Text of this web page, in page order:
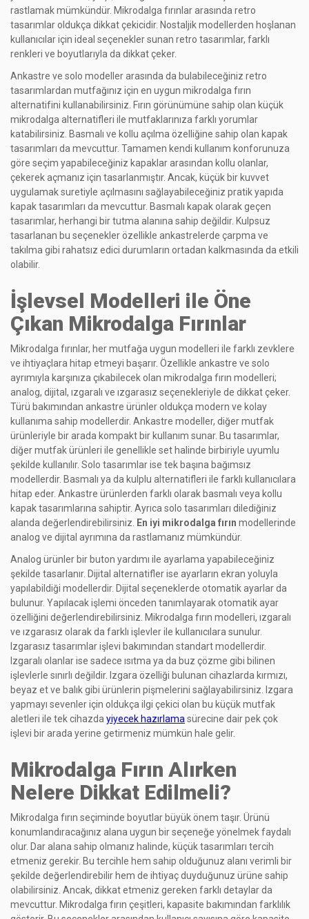
rastlamak mümkündür. Mikrodalga fırınlar arasında retro
tasarımlar oldukça dikkat çekicidir. Nostaljik modellerden hoşlanan
kullanıcılar için ideal seçenekler sunan retro tasarımlar, farklı
renkleri ve boyutlarıyla da dikkat çeker.
Ankastre ve solo modeller arasında da bulabileceğiniz retro
tasarımlardan mutfağınız için en uygun mikrodalga fırın
alternatifini kullanabilirsiniz. Fırın görünümüne sahip olan küçük
mikrodalga alternatifleri ile mutfaklarınıza farklı yorumlar
katabilirsiniz. Basmalı ve kollu açılma özelliğine sahip olan kapak
tasarımları da mevcuttur. Tamamen kendi kullanım konforunuza
göre seçim yapabileceğiniz kapaklar arasından kollu olanlar,
çekerek açmanız için tasarlanmıştır. Ancak, küçük bir kuvvet
uygulamak suretiyle açılmasını sağlayabileceğiniz pratik yapıda
kapak tasarımları da mevcuttur. Basmalı kapak olarak geçen
tasarımlar, herhangi bir tutma alanına sahip değildir. Kulpsuz
tasarlanan bu seçenekler özellikle ankastrelerde çarpma ve
takılma gibi rahatsız edici durumların ortadan kalkmasında da etkili
olabilir.
İşlevsel Modelleri ile Öne
Çıkan Mikrodalga Fırınlar
Mikrodalga fırınlar, her mutfağa uygun modelleri ile farklı zevklere
ve ihtiyaçlara hitap etmeyi başarır. Özellikle ankastre ve solo
ayrımıyla karşınıza çıkabilecek olan mikrodalga fırın modelleri;
analog, dijital, ızgaralı ve ızgarasız seçenekleriyle de dikkat çeker.
Türü bakımından ankastre ürünler oldukça modern ve kolay
kullanıma sahip modellerdir. Ankastre modeller, diğer mutfak
ürünleriyle bir arada kompakt bir kullanım sunar. Bu tasarımlar,
diğer mutfak ürünleri ile genellikle set halinde birbiriyle uyumlu
şekilde kullanılır. Solo tasarımlar ise tek başına bağımsız
modellerdir. Basmalı ya da kulplu alternatifleri ile farklı kullanıcılara
hitap eder. Ankastre ürünlerden farklı olarak basmalı veya kollu
kapak tasarımlarına sahiptir. Ayrıca solo tasarımları dilediğiniz
alanda değerlendirebilirsiniz. En iyi mikrodalga fırın modellerinde
analog ve dijital ayrımına da rastlamanız mümkündür.
Analog ürünler bir buton yardımı ile ayarlama yapabileceğiniz
şekilde tasarlanır. Dijital alternatifler ise ayarların ekran yoluyla
yapılabildiği modellerdir. Dijital seçeneklerde otomatik ayarlar da
bulunur. Yapılacak işlemi önceden tanımlayarak otomatik ayar
özelliğini değerlendirebilirsiniz. Mikrodalga fırın modelleri, ızgaralı
ve ızgarasız olarak da farklı işlevler ile kullanıcılara sunulur.
Izgarasız tasarımlar işlevi bakımından standart modellerdir.
Izgaralı olanlar ise sadece ısıtma ya da buz çözme gibi bilinen
işlevlerle sınırlı değildir. Izgara özelliği bulunan cihazlarda kırmızı,
beyaz et ve balık gibi ürünlerin pişmelerini sağlayabilirsiniz. Izgara
yapmayı sevenler için oldukça ilgi çekici olan bu küçük mutfak
aletleri ile tek cihazda yiyecek hazırlama sürecine dair pek çok
işlevi bir arada yerine getirmeniz mümkün hale gelir.
Mikrodalga Fırın Alırken
Nelere Dikkat Edilmeli?
Mikrodalga fırın seçiminde boyutlar büyük önem taşır. Ürünü
konumlandıracağınız alana uygun bir seçeneğe yönelmek faydalı
olur. Dar alana sahip olmanız halinde, küçük tasarımları tercih
etmeniz gerekir. Bu tercihle hem sahip olduğunuz alanı verimli bir
şekilde değerlendirebilir hem de ihtiyaç duyduğunuz ürüne sahip
olabilirsiniz. Ancak, dikkat etmeniz gereken farklı detaylar da
mevcuttur. Mikrodalga fırın çeşitleri, kapasite bakımından farklılık